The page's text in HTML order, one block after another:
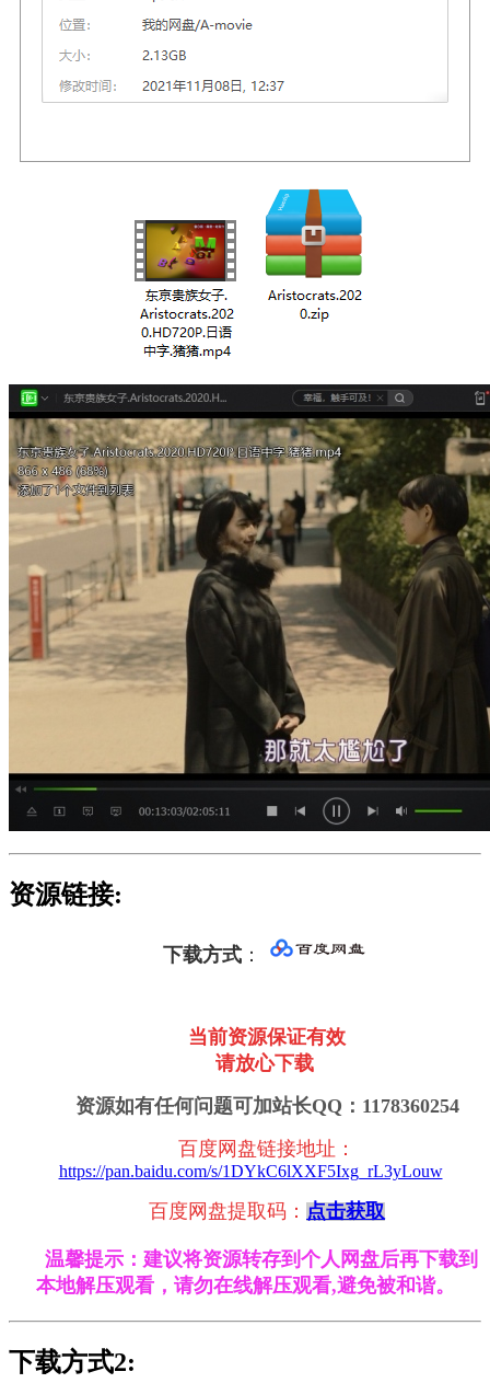
资源链接:
下载方式 ：
当前资源保证有效
请放心下载
资源如有任何问题可加站长QQ：1178360254
百度网盘链接地址 ：
https://pan.baidu.com/s/1DYkC6lXXF5Ixg_rL3yLouw
百度网盘提取码： 点击获取
温馨提示：建议将资源转存到个人网盘后再下载到
本地解压观看，请勿在线解压观看,避免被和谐。
下载方式2: